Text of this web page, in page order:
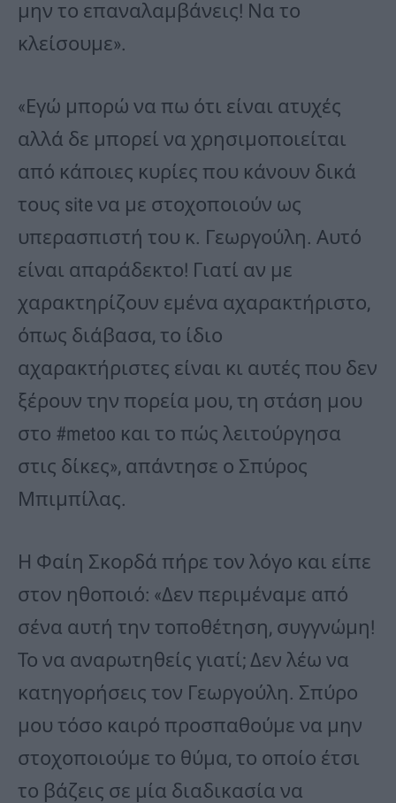
μην το επαναλαμβάνεις! Να το
κλείσουμε».
«Εγώ μπορώ να πω ότι είναι ατυχές
αλλά δε μπορεί να χρησιμοποιείται
από κάποιες κυρίες που κάνουν δικά
τους site να με στοχοποιούν ως
υπερασπιστή του κ. Γεωργούλη. Αυτό
είναι απαράδεκτο! Γιατί αν με
χαρακτηρίζουν εμένα αχαρακτήριστο,
όπως διάβασα, το ίδιο
αχαρακτήριστες είναι κι αυτές που δεν
ξέρουν την πορεία μου, τη στάση μου
στο #metoo και το πώς λειτούργησα
στις δίκες», απάντησε ο Σπύρος
Μπιμπίλας.
Η Φαίη Σκορδά πήρε τον λόγο και είπε
στον ηθοποιό: «Δεν περιμέναμε από
σένα αυτή την τοποθέτηση, συγγνώμη!
Το να αναρωτηθείς γιατί; Δεν λέω να
κατηγορήσεις τον Γεωργούλη. Σπύρο
μου τόσο καιρό προσπαθούμε να μην
στοχοποιούμε το θύμα, το οποίο έτσι
το βάζεις σε μία διαδικασία να